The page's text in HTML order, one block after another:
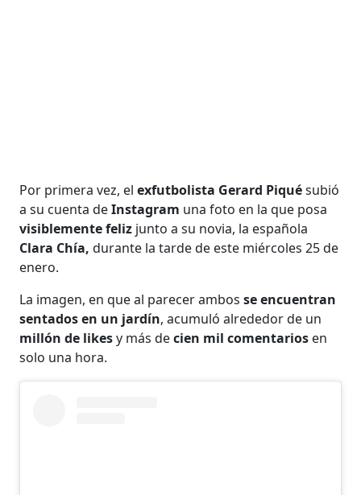
Por primera vez, elexfutbolista Gerard Piquésubió
a su cuenta deInstagram una foto en la que posa
visiblemente feliz junto a su novia, la española
Clara Chía, durante la tarde de este miércoles 25 de
enero.
La imagen, en que al parecer ambos se encuentran
sentados en un jardín, acumuló alrededor de un
millón de likesy más decien mil comentarios en
solo una hora.